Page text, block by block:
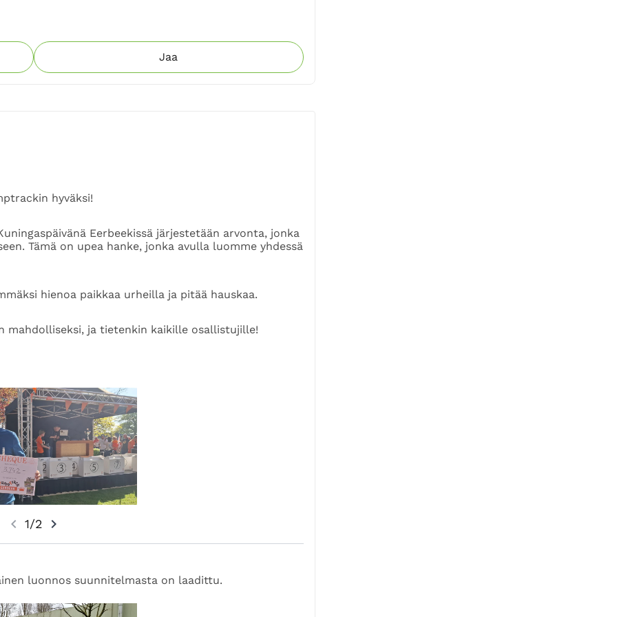
motorista kehitystä ja tarjoaa sosiaalisen
Suunnittelun, rakentamisen ja varustelun
Olitpa valmis uhraamaan 5 tai 500 kaikki auttaa
yhteyttä Eerbeekin sydämessä.
Jaa
hyväksi!
Eerbeekissä järjestetään arvonta, jonka
Tämä on upea hanke, jonka avulla luomme yhdessä
hienoa paikkaa urheilla ja pitää hauskaa.
ja tietenkin kaikille osallistujille!
chevron_left 1/2 chevron_right
luonnos suunnitelmasta on laadittu.